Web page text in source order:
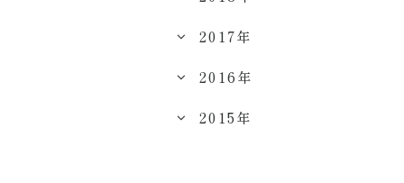
2017年
2016年
2015年